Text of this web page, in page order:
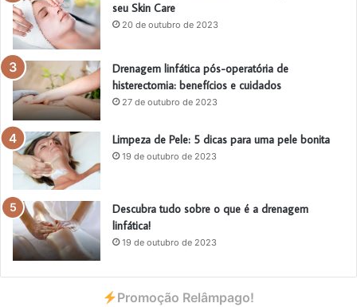
seu Skin Care
20 de outubro de 2023
Drenagem linfática pós-operatória de
histerectomia: benefícios e cuidados
27 de outubro de 2023
Limpeza de Pele: 5 dicas para uma pele bonita
19 de outubro de 2023
Descubra tudo sobre o que é a drenagem
linfática!
19 de outubro de 2023
Promoção Relâmpago!